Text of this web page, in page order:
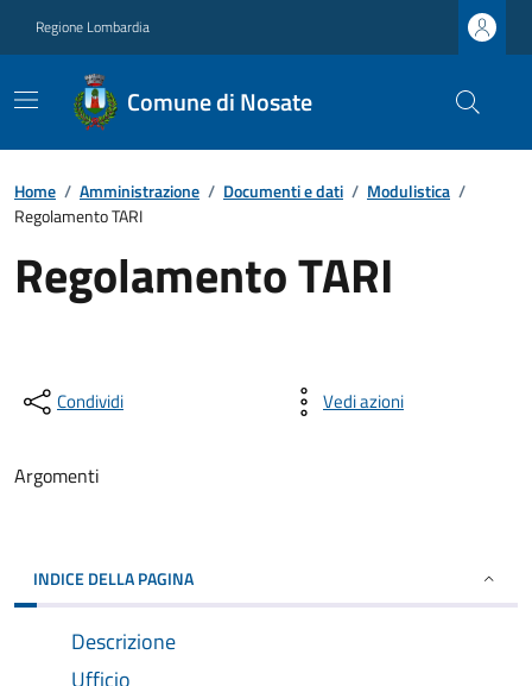
Regione Lombardia
Comune di Nosate
Home / Amministrazione / Documenti e dati / Modulistica /
Regolamento TARI
Regolamento TARI
Condividi Vedi azioni
Argomenti
INDICE DELLA PAGINA
Descrizione
Ufficio